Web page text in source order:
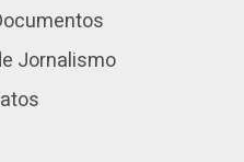
Jornalismo